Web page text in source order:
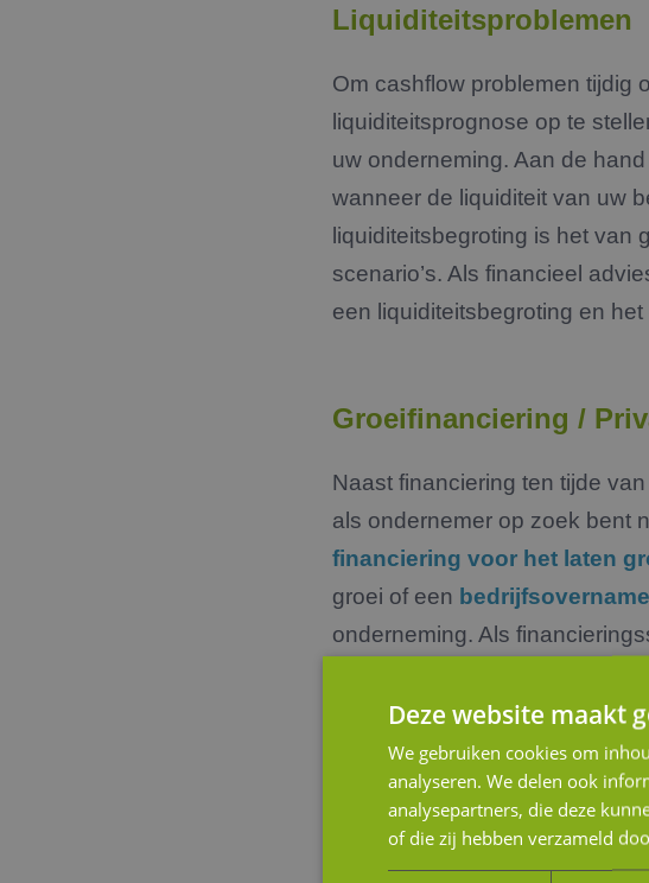
Liquiditeitsproblemen
Om cashflow problemen tijdig
liquiditeitsprognose op te
uw onderneming. Aan de
wanneer de liquiditeit van uw
liquiditeitsbegroting is het van
scenario’s. Als financieel
een liquiditeitsbegroting en
Groeifinanciering /
Naast financiering ten tijde
als ondernemer op zoek bent
financiering voor het laten
groei of een bedrijfsovername
onderneming. Als
kapitaalsoorten tot de best
wordt op deze manier
Financieringsaanvraag
Deze website maakt
We gebruiken cookies om
analyseren. We delen ook
analysepartners, die deze
of die zij hebben verzameld